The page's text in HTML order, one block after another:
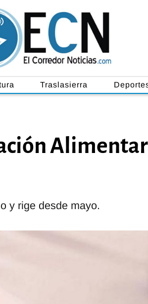
Traslasierra
Alimentar
y rige desde mayo.